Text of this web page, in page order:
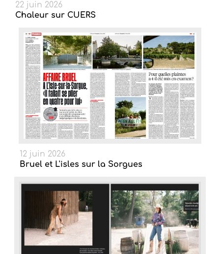
22 juin 2026
Chaleur sur CUERS
12 juin 2026
Bruel et L'isles sur la Sorgues